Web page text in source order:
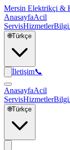
Mersin Elektrikçi &
AnasayfaAcil
ServisHizmetlerBilgi
🌐Türkçe
İletişim📞
AnasayfaAcil
ServisHizmetlerBilgi
🌐Türkçe